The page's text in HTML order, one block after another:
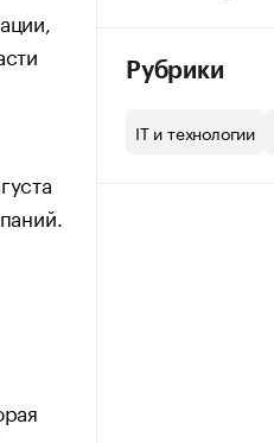
Рубрики
IT и технологии